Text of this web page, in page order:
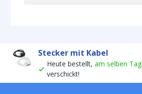
Stecker mit Kabel
Heute bestellt, am selben Tag
verschickt!